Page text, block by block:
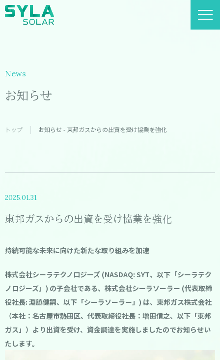
News
お知らせ
トップ お知らせ - 東邦ガスからの出資を受け協業を強化
2025.01.31
東邦ガスからの出資を受け協業を強化
持続可能な未来に向けた新たな取り組みを加速
株式会社シーラテクノロジーズ (NASDAQ: SYT、以下「シーラテク
ノロジーズ」) の子会社である、株式会社シーラソーラー (代表取締
役社長: 淵脇健嗣、以下「シーラソーラー」) は、東邦ガス株式会社
（本社：名古屋市熱田区、代表取締役社長：増田信之、以下「東邦
ガス」）より出資を受け、資金調達を実施しましたのでお知らせい
たします。